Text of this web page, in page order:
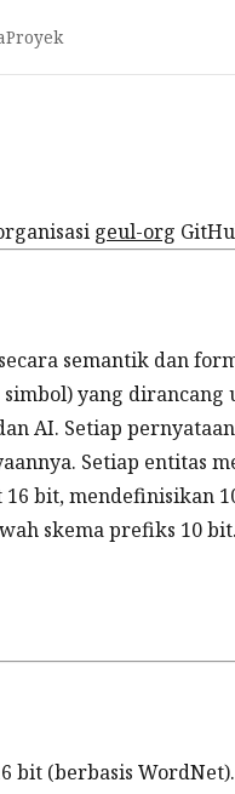
Proyek
geul-org
semantik dan
simbol) yang
AI. Setiap
Setiap entitas
bit, mendefinisikan
skema prefiks 10 bit.
bit (berbasis WordNet).